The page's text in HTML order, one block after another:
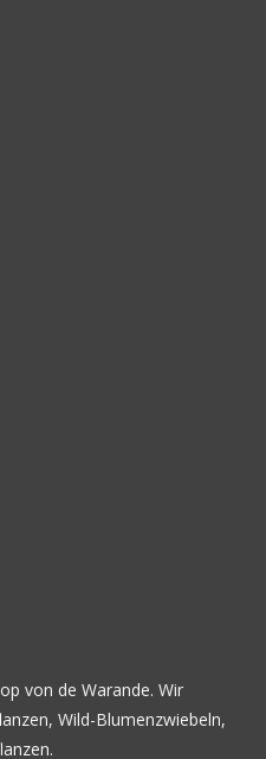
von de Warande. Wir
Wild-Blumenzwiebeln,